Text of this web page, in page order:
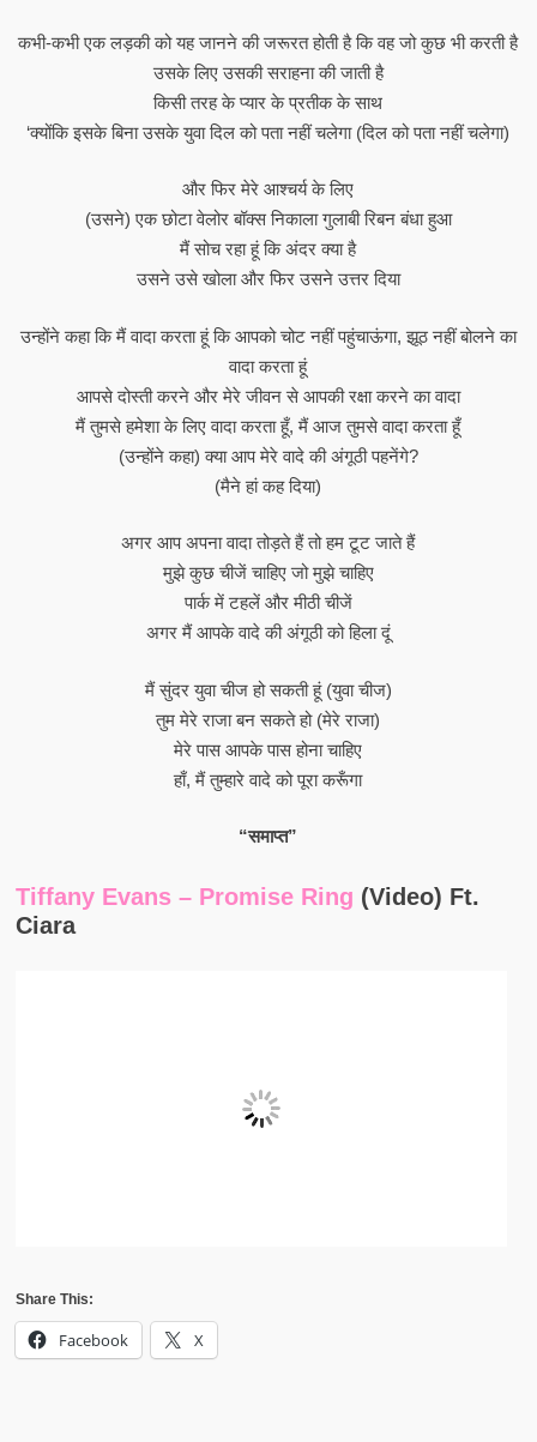
कभी-कभी एक लड़की को यह जानने की जरूरत होती है कि वह जो कुछ भी करती है
उसके लिए उसकी सराहना की जाती है
किसी तरह के प्यार के प्रतीक के साथ
‘क्योंकि इसके बिना उसके युवा दिल को पता नहीं चलेगा (दिल को पता नहीं चलेगा)
और फिर मेरे आश्चर्य के लिए
(उसने) एक छोटा वेलोर बॉक्स निकाला गुलाबी रिबन बंधा हुआ
मैं सोच रहा हूं कि अंदर क्या है
उसने उसे खोला और फिर उसने उत्तर दिया
उन्होंने कहा कि मैं वादा करता हूं कि आपको चोट नहीं पहुंचाऊंगा, झूठ नहीं बोलने का
वादा करता हूं
आपसे दोस्ती करने और मेरे जीवन से आपकी रक्षा करने का वादा
मैं तुमसे हमेशा के लिए वादा करता हूँ, मैं आज तुमसे वादा करता हूँ
(उन्होंने कहा) क्या आप मेरे वादे की अंगूठी पहनेंगे?
(मैने हां कह दिया)
अगर आप अपना वादा तोड़ते हैं तो हम टूट जाते हैं
मुझे कुछ चीजें चाहिए जो मुझे चाहिए
पार्क में टहलें और मीठी चीजें
अगर मैं आपके वादे की अंगूठी को हिला दूं
मैं सुंदर युवा चीज हो सकती हूं (युवा चीज)
तुम मेरे राजा बन सकते हो (मेरे राजा)
मेरे पास आपके पास होना चाहिए
हाँ, मैं तुम्हारे वादे को पूरा करूँगा
“समाप्त”
Tiffany Evans – Promise Ring (Video) Ft.
Ciara
Share This:
Facebook X